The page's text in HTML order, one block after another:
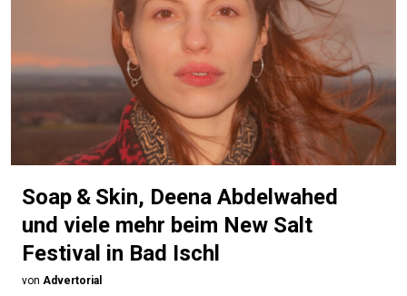
Soap & Skin, Deena Abdelwahed
und viele mehr beim New Salt
Festival in Bad Ischl
von Advertorial